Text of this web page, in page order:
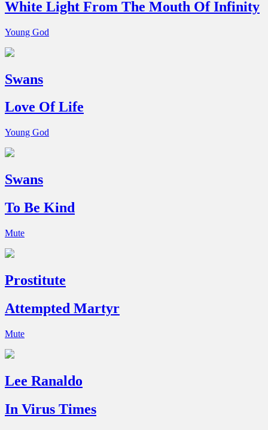
White Light From The Mouth Of Infinity
Young God
Swans
Love Of Life
Young God
Swans
To Be Kind
Mute
Prostitute
Attempted Martyr
Mute
Lee Ranaldo
In Virus Times